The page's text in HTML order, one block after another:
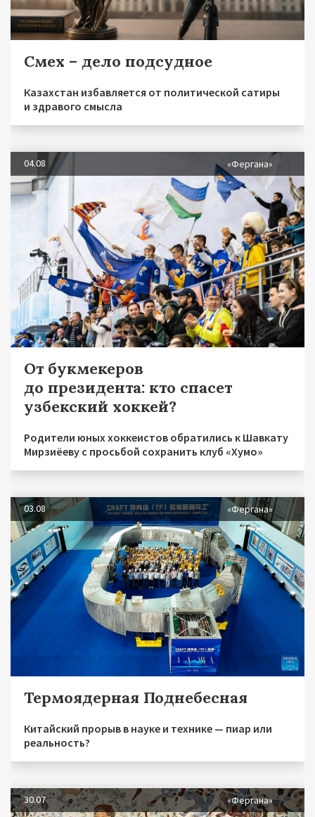
Смех – дело подсудное
Казахстан избавляется от политической сатиры
и здравого смысла
04.08 «Фергана»
От букмекеров
до президента: кто спасет
узбекский хоккей?
Родители юных хоккеистов обратились к Шавкату
Мирзиёеву с просьбой сохранить клуб «Хумо»
03.08 «Фергана»
Термоядерная Поднебесная
Китайский прорыв в науке и технике — пиар или
реальность?
30.07 «Фергана»